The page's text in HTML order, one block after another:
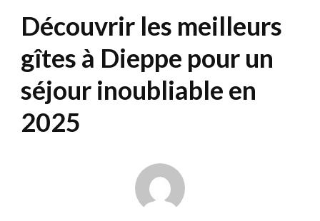
Découvrir les meilleurs
gîtes à Dieppe pour un
séjour inoubliable en
2025